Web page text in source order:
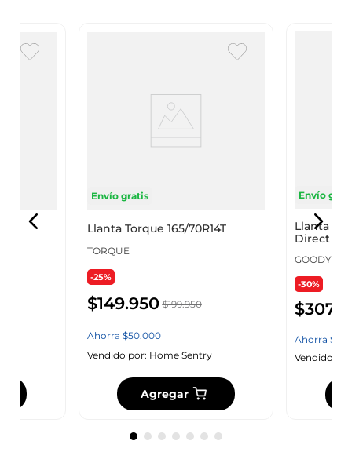
Envío gratis
Llanta Torque 165/70R14T
TORQUE
-25%
$149.950 $199.950
Ahorra $50.000
Vendido por: Home Sentry
Agregar
Envío
Llanta
Direct
GOODYEAR
-30%
$307
Ahorra$
Vendido